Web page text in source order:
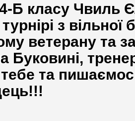
класу Чвиль
з вільної
ветерану та
Буковині,
та